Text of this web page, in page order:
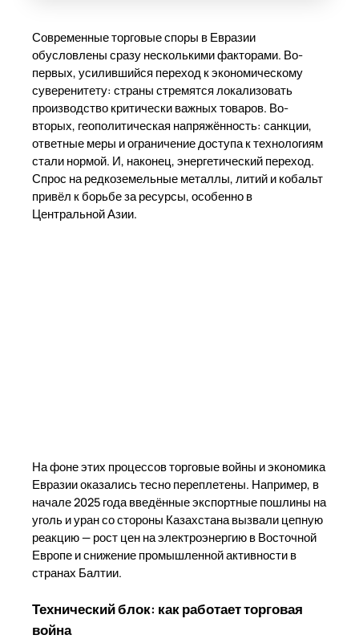
Современные торговые споры в Евразии
обусловлены сразу несколькими факторами. Во-
первых, усилившийся переход к экономическому
суверенитету: страны стремятся локализовать
производство критически важных товаров. Во-
вторых, геополитическая напряжённость: санкции,
ответные меры и ограничение доступа к технологиям
стали нормой. И, наконец, энергетический переход.
Спрос на редкоземельные металлы, литий и кобальт
привёл к борьбе за ресурсы, особенно в
Центральной Азии.
На фоне этих процессов торговые войны и экономика
Евразии оказались тесно переплетены. Например, в
начале 2025 года введённые экспортные пошлины на
уголь и уран со стороны Казахстана вызвали цепную
реакцию — рост цен на электроэнергию в Восточной
Европе и снижение промышленной активности в
странах Балтии.
Технический блок: как работает торговая
война